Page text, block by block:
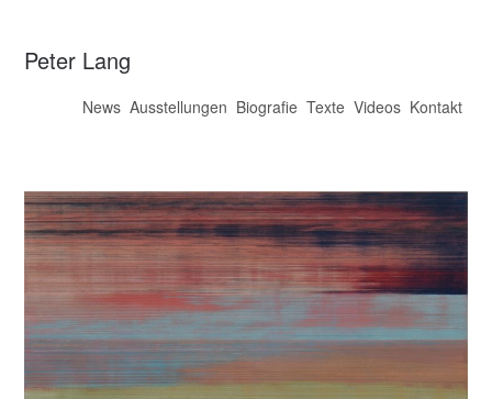
Peter Lang
News Ausstellungen Biografie Texte Videos Kontakt